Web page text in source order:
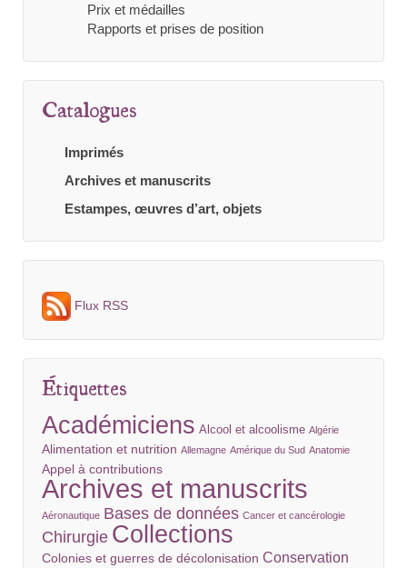
Prix et médailles
Rapports et prises de position
Catalogues
Imprimés
Archives et manuscrits
Estampes, œuvres d’art, objets
Flux RSS
Étiquettes
Académiciens Alcool et alcoolisme Algérie
Alimentation et nutrition Allemagne Amérique du Sud Anatomie
Appel à contributions
Archives et manuscrits
Aéronautique Bases de données Cancer et cancérologie
Chirurgie Collections
Colonies et guerres de décolonisation Conservation